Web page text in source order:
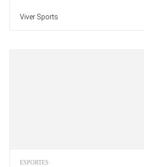
Viver Sports
ESPORTES